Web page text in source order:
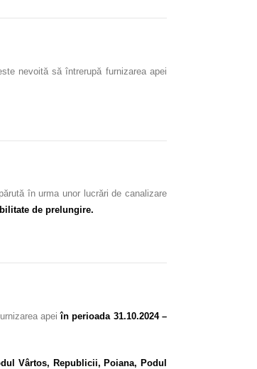
nevoită să întrerupă furnizarea apei
în urma unor lucrări de canalizare
de prelungire.
apeiîn perioada 31.10.2024 –
Vârtos, Republicii, Poiana, Podul